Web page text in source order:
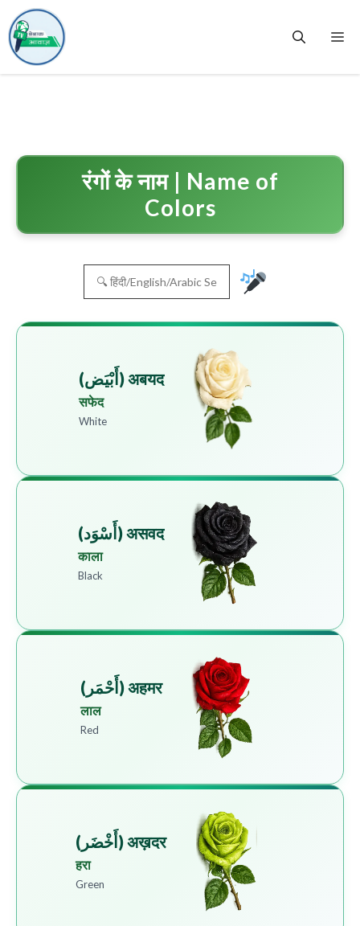
to
content
रंगों के नाम | Name of
Colors
अबयद (أَبْيَض)
सफेद
White
असवद (أَسْوَد)
काला
Black
अहमर (أَحْمَر)
लाल
Red
अख़दर (أَخْضَر)
हरा
Green